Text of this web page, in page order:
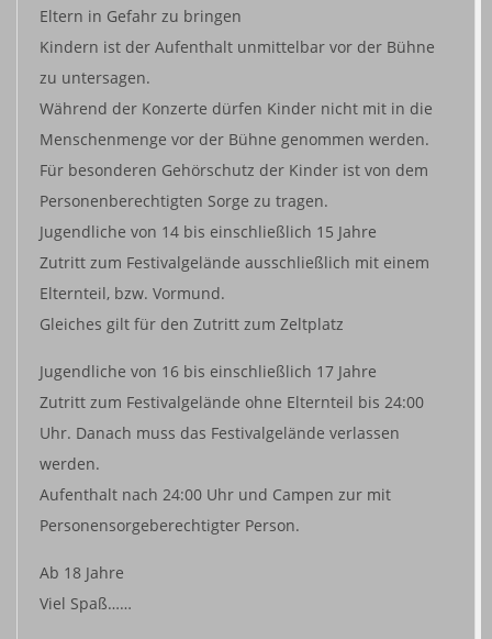
Eltern in Gefahr zu bringen
Kindern ist der Aufenthalt unmittelbar vor der Bühne
zu untersagen.
Während der Konzerte dürfen Kinder nicht mit in die
Menschenmenge vor der Bühne genommen werden.
Für besonderen Gehörschutz der Kinder ist von dem
Personenberechtigten Sorge zu tragen.
Jugendliche von 14 bis einschließlich 15 Jahre
Zutritt zum Festivalgelände ausschließlich mit einem
Elternteil, bzw. Vormund.
Gleiches gilt für den Zutritt zum Zeltplatz
Jugendliche von 16 bis einschließlich 17 Jahre
Zutritt zum Festivalgelände ohne Elternteil bis 24:00
Uhr. Danach muss das Festivalgelände verlassen
werden.
Aufenthalt nach 24:00 Uhr und Campen zur mit
Personensorgeberechtigter Person.
Ab 18 Jahre
Viel Spaß……